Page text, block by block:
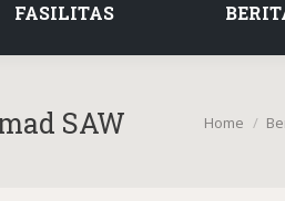
FASILITAS
SAW You are
Home